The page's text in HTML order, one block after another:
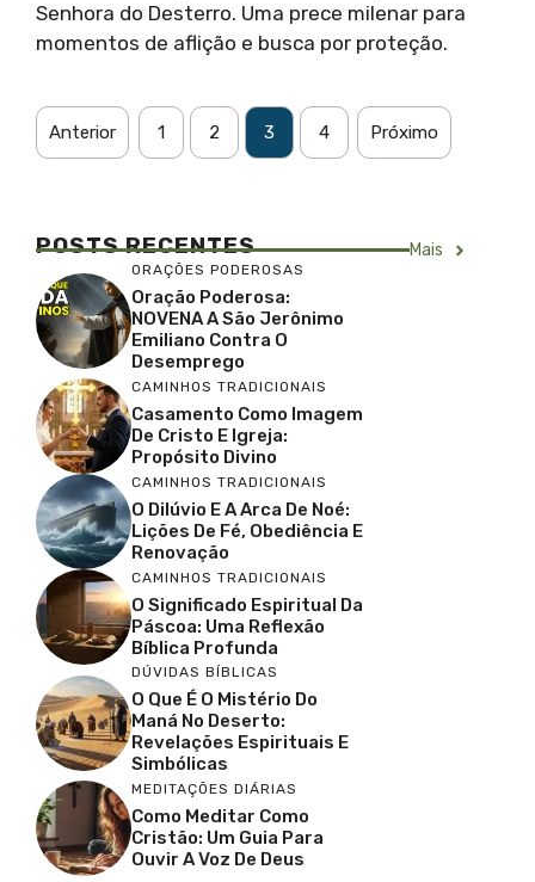
Senhora do Desterro. Uma prece milenar para
momentos de aflição e busca por proteção.
Anterior 1 2 3 4 Próximo
POSTS RECENTES Mais
ORAÇÕES PODEROSAS
Oração Poderosa:
NOVENA A São Jerônimo
Emiliano Contra O
Desemprego
CAMINHOS TRADICIONAIS
Casamento Como Imagem
De Cristo E Igreja:
Propósito Divino
CAMINHOS TRADICIONAIS
O Dilúvio E A Arca De Noé:
Lições De Fé, Obediência E
Renovação
CAMINHOS TRADICIONAIS
O Significado Espiritual Da
Páscoa: Uma Reflexão
Bíblica Profunda
DÚVIDAS BÍBLICAS
O Que É O Mistério Do
Maná No Deserto:
Revelações Espirituais E
Simbólicas
MEDITAÇÕES DIÁRIAS
Como Meditar Como
Cristão: Um Guia Para
Ouvir A Voz De Deus